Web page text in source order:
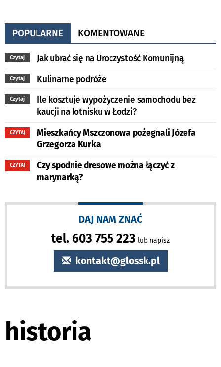
POPULARNE KOMENTOWANE
Czytaj Jak ubrać się na Uroczystość Komunijną
Czytaj Kulinarne podróże
Czytaj
Ile kosztuje wypożyczenie samochodu bez
kaucji na lotnisku w Łodzi?
CZYTAJ
Mieszkańcy Mszczonowa pożegnali Józefa
Grzegorza Kurka
CZYTAJ
Czy spodnie dresowe można łączyć z
marynarką?
DAJ NAM ZNAĆ
tel. 603 755 223 lub napisz
kontakt@glossk.pl
historia